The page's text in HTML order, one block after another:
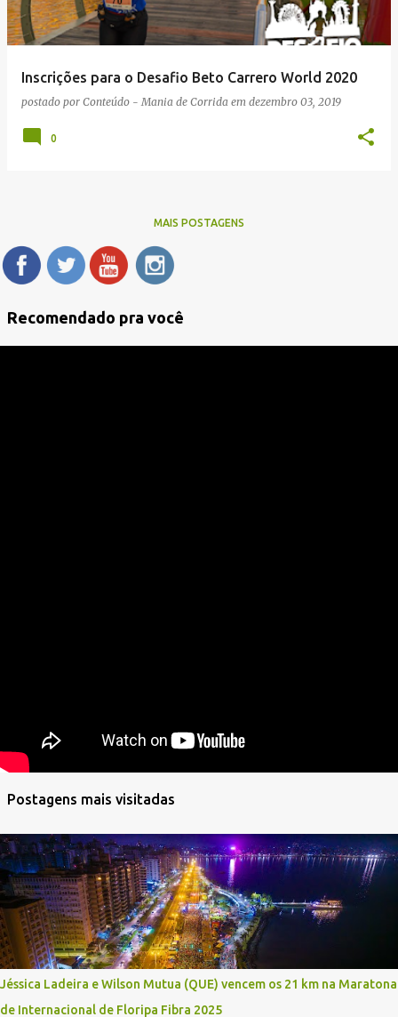
Inscrições para o Desafio Beto Carrero World 2020
postado por Conteúdo - Mania de Corrida em dezembro 03, 2019
0
MAIS POSTAGENS
Recomendado pra você
Postagens mais visitadas
Jéssica Ladeira e Wilson Mutua (QUE) vencem os 21 km na Maratona
de Internacional de Floripa Fibra 2025